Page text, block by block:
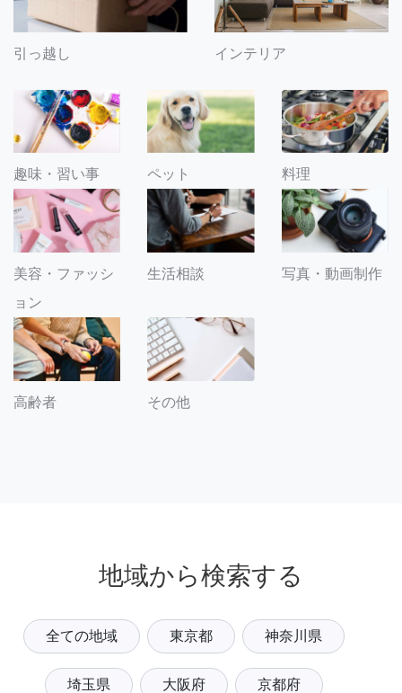
引っ越し インテリア
趣味・習い事 ペット 料理
美容・ファッシ
ョン
生活相談 写真・動画制作
高齢者 その他
地域から検索する
全ての地域 東京都 神奈川県
埼玉県 大阪府 京都府